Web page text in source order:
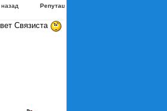
назад Репутация
Связиста